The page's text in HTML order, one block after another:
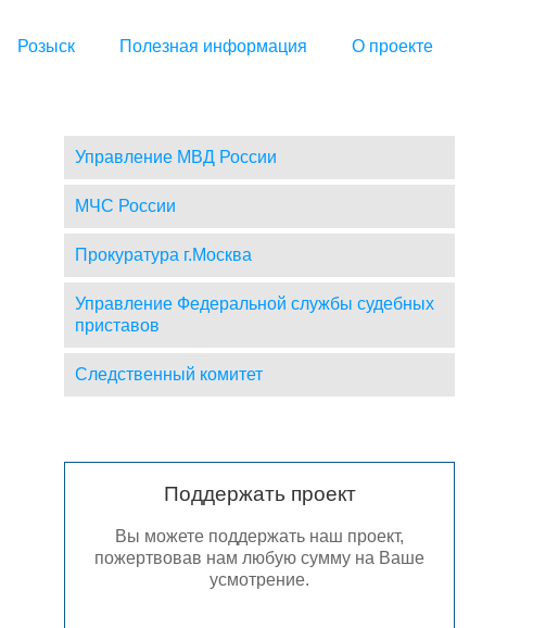
Розыск Полезная информация О проекте
Управление МВД России
МЧС России
Прокуратура г.Москва
Управление Федеральной службы судебных
приставов
Следственный комитет
Поддержать проект
Вы можете поддержать наш проект,
пожертвовав нам любую сумму на Ваше
усмотрение.